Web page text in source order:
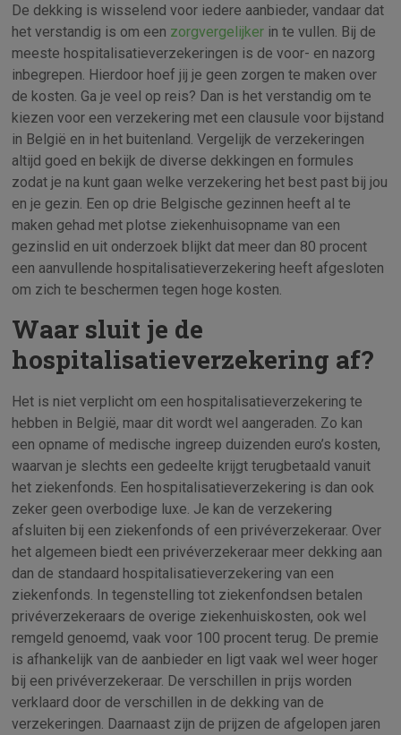
De dekking is wisselend voor iedere aanbieder, vandaar dat
het verstandig is om een zorgvergelijker in te vullen. Bij de
meeste hospitalisatieverzekeringen is de voor- en nazorg
inbegrepen. Hierdoor hoef jij je geen zorgen te maken over
de kosten. Ga je veel op reis? Dan is het verstandig om te
kiezen voor een verzekering met een clausule voor bijstand
in België en in het buitenland. Vergelijk de verzekeringen
altijd goed en bekijk de diverse dekkingen en formules
zodat je na kunt gaan welke verzekering het best past bij jou
en je gezin. Een op drie Belgische gezinnen heeft al te
maken gehad met plotse ziekenhuisopname van een
gezinslid en uit onderzoek blijkt dat meer dan 80 procent
een aanvullende hospitalisatieverzekering heeft afgesloten
om zich te beschermen tegen hoge kosten.
Waar sluit je de
hospitalisatieverzekering af?
Het is niet verplicht om een hospitalisatieverzekering te
hebben in België, maar dit wordt wel aangeraden. Zo kan
een opname of medische ingreep duizenden euro’s kosten,
waarvan je slechts een gedeelte krijgt terugbetaald vanuit
het ziekenfonds. Een hospitalisatieverzekering is dan ook
zeker geen overbodige luxe. Je kan de verzekering
afsluiten bij een ziekenfonds of een privéverzekeraar. Over
het algemeen biedt een privéverzekeraar meer dekking aan
dan de standaard hospitalisatieverzekering van een
ziekenfonds. In tegenstelling tot ziekenfondsen betalen
privéverzekeraars de overige ziekenhuiskosten, ook wel
remgeld genoemd, vaak voor 100 procent terug. De premie
is afhankelijk van de aanbieder en ligt vaak wel weer hoger
bij een privéverzekeraar. De verschillen in prijs worden
verklaard door de verschillen in de dekking van de
verzekeringen. Daarnaast zijn de prijzen de afgelopen jaren